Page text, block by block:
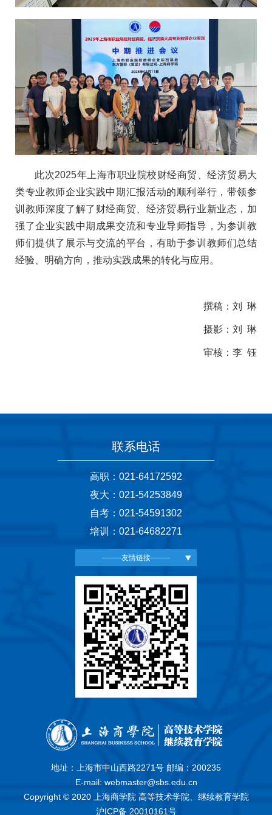
此次2025年上海市职业院校财经商贸、经济贸易大
类专业教师企业实践中期汇报活动的顺利举行，带领参
训教师深度了解了财经商贸、经济贸易行业新业态，加
强了企业实践中期成果交流和专业导师指导，为参训教
师们提供了展示与交流的平台，有助于参训教师们总结
经验、明确方向，推动实践成果的转化与应用。
撰稿：刘 琳
摄影：刘 琳
审核：李 钰
联系电话
高职：021-64172592
夜大：021-54253849
自考：021-54591302
培训：021-64682271
--------友情链接--------
地址：上海市中山西路2271号 邮编：200235
E-mail: webmaster@sbs.edu.cn
Copyright © 2020 上海商学院 高等技术学院、继续教育学院
沪ICP备 20010161号